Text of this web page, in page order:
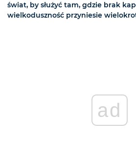
świat, by służyć tam, gdzie brak
wielkoduszność przyniesie
ad